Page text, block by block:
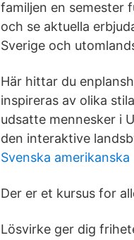
familjen en semester
och se aktuella
Sverige och
Här hittar du
inspireras av olika
udsatte mennesker i
den interaktive
Svenska amerikanska
Der er et kursus for
Lösvirke ger dig